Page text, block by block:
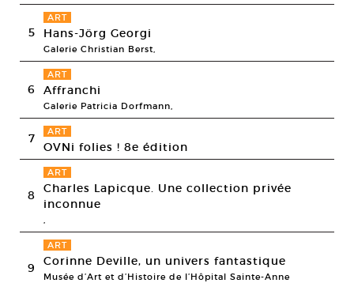
5
ART
Hans-Jörg Georgi
Galerie Christian Berst,
6
ART
Affranchi
Galerie Patricia Dorfmann,
7 ART
OVNi folies ! 8e édition
8
ART
Charles Lapicque. Une collection privée
inconnue
,
9
ART
Corinne Deville, un univers fantastique
Musée d’Art et d’Histoire de l’Hôpital Sainte-Anne